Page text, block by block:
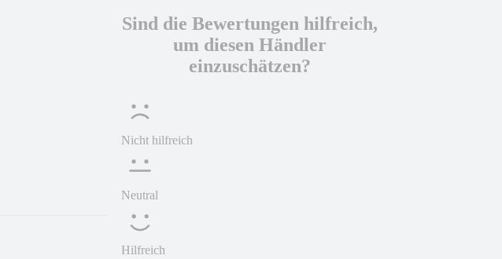
Sind die Bewertungen hilfreich,
um diesen Händler
einzuschätzen?
Nicht hilfreich
Neutral
Hilfreich